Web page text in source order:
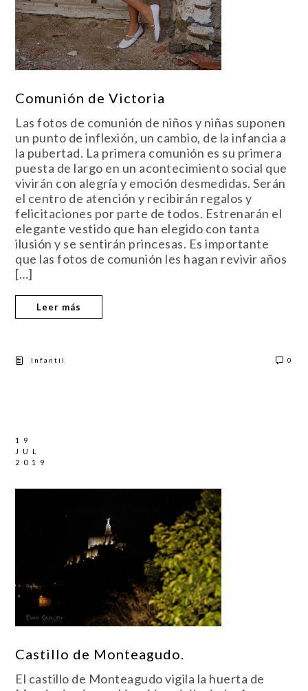
Comunión de Victoria
Las fotos de comunión de niños y niñas suponen
un punto de inflexión, un cambio, de la infancia a
la pubertad. La primera comunión es su primera
puesta de largo en un acontecimiento social que
vivirán con alegría y emoción desmedidas. Serán
el centro de atención y recibirán regalos y
felicitaciones por parte de todos. Estrenarán el
elegante vestido que han elegido con tanta
ilusión y se sentirán princesas. Es importante
que las fotos de comunión les hagan revivir años
[…]
Leer más
Infantil 0
19
JUL
2019
Castillo de Monteagudo.
El castillo de Monteagudo vigila la huerta de